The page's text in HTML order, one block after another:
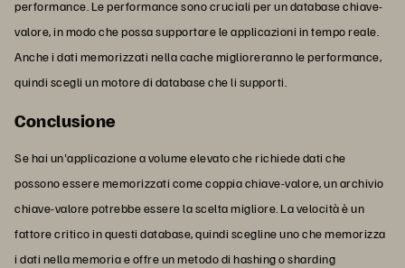
performance. Le performance sono cruciali per un database chiave-
valore, in modo che possa supportare le applicazioni in tempo reale.
Anche i dati memorizzati nella cache miglioreranno le performance,
quindi scegli un motore di database che li supporti.
Conclusione
Se hai un'applicazione a volume elevato che richiede dati che
possono essere memorizzati come coppia chiave-valore, un archivio
chiave-valore potrebbe essere la scelta migliore. La velocità è un
fattore critico in questi database, quindi scegline uno che memorizza
i dati nella memoria e offre un metodo di hashing o sharding